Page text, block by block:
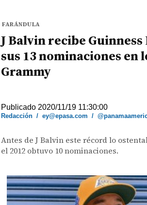
FARÁNDULA
J Balvin recibe
sus 13 nominaciones en
Grammy
Publicado 2020/11/19 11:30:00
Redacción /ey@epasa.com /
Antes de J Balvin este récord lo
el 2012 obtuvo 10 nominaciones.